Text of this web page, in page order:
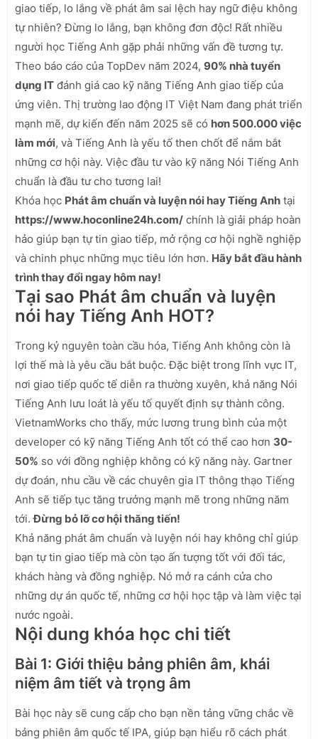
giao tiếp, lo lắng về phát âm sai lệch hay ngữ điệu không
tự nhiên? Đừng lo lắng, bạn không đơn độc! Rất nhiều
người học Tiếng Anh gặp phải những vấn đề tương tự.
Theo báo cáo của TopDev năm 2024, 90% nhà tuyển
dụng IT đánh giá cao kỹ năng Tiếng Anh giao tiếp của
ứng viên. Thị trường lao động IT Việt Nam đang phát triển
mạnh mẽ, dự kiến đến năm 2025 sẽ có hơn 500.000 việc
làm mới, và Tiếng Anh là yếu tố then chốt để nắm bắt
những cơ hội này. Việc đầu tư vào kỹ năng Nói Tiếng Anh
chuẩn là đầu tư cho tương lai!
Khóa học Phát âm chuẩn và luyện nói hay Tiếng Anh tại
https://www.hoconline24h.com/ chính là giải pháp hoàn
hảo giúp bạn tự tin giao tiếp, mở rộng cơ hội nghề nghiệp
và chinh phục những mục tiêu lớn hơn. Hãy bắt đầu hành
trình thay đổi ngay hôm nay!
Tại sao Phát âm chuẩn và luyện
nói hay Tiếng Anh HOT?
Trong kỷ nguyên toàn cầu hóa, Tiếng Anh không còn là
lợi thế mà là yêu cầu bắt buộc. Đặc biệt trong lĩnh vực IT,
nơi giao tiếp quốc tế diễn ra thường xuyên, khả năng Nói
Tiếng Anh lưu loát là yếu tố quyết định sự thành công.
VietnamWorks cho thấy, mức lương trung bình của một
developer có kỹ năng Tiếng Anh tốt có thể cao hơn 30-
50% so với đồng nghiệp không có kỹ năng này. Gartner
dự đoán, nhu cầu về các chuyên gia IT thông thạo Tiếng
Anh sẽ tiếp tục tăng trưởng mạnh mẽ trong những năm
tới.Đừng bỏ lỡ cơ hội thăng tiến!
Khả năng phát âm chuẩn và luyện nói hay không chỉ giúp
bạn tự tin giao tiếp mà còn tạo ấn tượng tốt với đối tác,
khách hàng và đồng nghiệp. Nó mở ra cánh cửa cho
những dự án quốc tế, những cơ hội học tập và làm việc tại
nước ngoài.
Nội dung khóa học chi tiết
Bài 1: Giới thiệu bảng phiên âm, khái
niệm âm tiết và trọng âm
Bài học này sẽ cung cấp cho bạn nền tảng vững chắc về
bảng phiên âm quốc tế IPA, giúp bạn hiểu rõ cách phát